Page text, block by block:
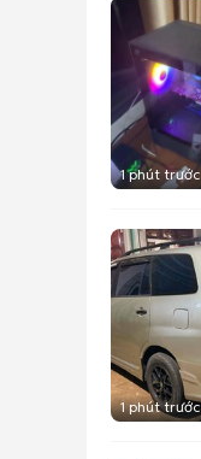
1 phút trước
1 phút trước